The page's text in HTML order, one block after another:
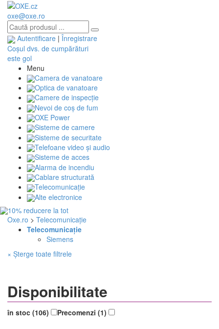
oxe@oxe.ro
Autentificare | Înregistrare
Coșul dvs. de cumpărături
este gol
Menu
Camera de vanatoare
Optica de vanatoare
Camere de inspecție
Nevoi de coș de fum
OXE Power
Sisteme de camere
Sisteme de securitate
Telefoane video și audio
Sisteme de acces
Alarma de incendiu
Cablare structurată
Telecomunicaţie
Alte electronice
Oxe.ro > Telecomunicaţie
Telecomunicaţie
Siemens
× Șterge toate filtrele
Disponibilitate
în stoc (106) Precomenzi (1)